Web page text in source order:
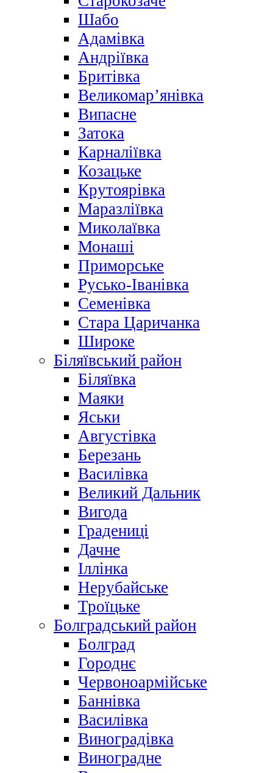
Шабо
Адамівка
Андріївка
Бритівка
Великомар’янівка
Випасне
Затока
Карналіївка
Козацьке
Крутоярівка
Маразліївка
Миколаївка
Монаші
Приморське
Русько-Іванівка
Семенівка
Стара Царичанка
Широке
Біляївський район
Біляївка
Маяки
Яськи
Августівка
Березань
Василівка
Великий Дальник
Вигода
Градениці
Дачне
Іллінка
Нерубайське
Троїцьке
Болградський район
Болград
Городнє
Червоноармійське
Баннівка
Василівка
Виноградівка
Виноградне